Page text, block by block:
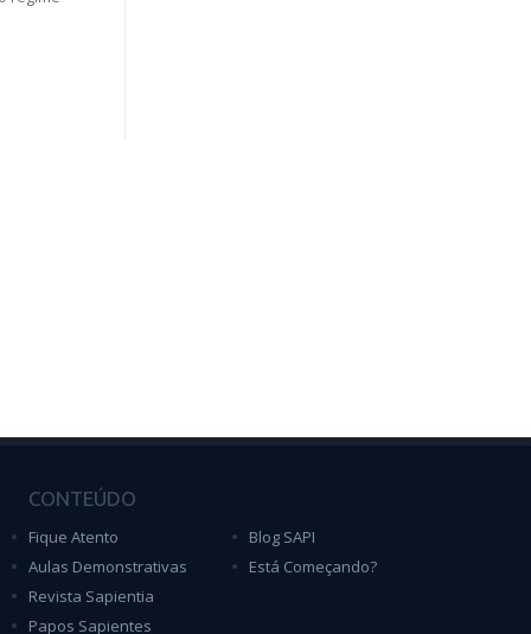
CONTEÚDO
Fique Atento
Aulas Demonstrativas
Revista Sapientia
Papos Sapientes
Blog SAPI
Está Começando?